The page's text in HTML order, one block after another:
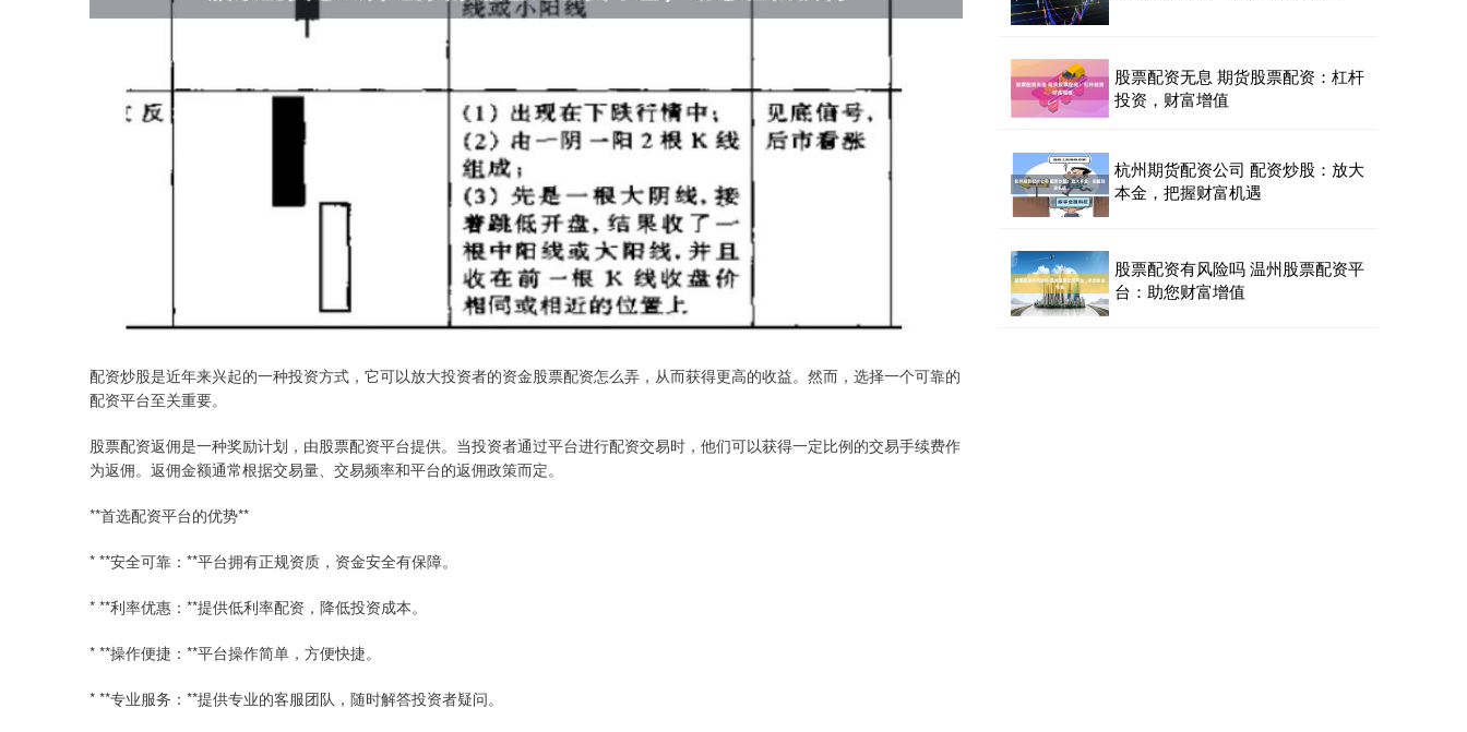
配资炒股是近年来兴起的一种投资方式，它可以放大投资者的资金股票配资怎么弄，从而获得更高的收益。然而，选择一个可靠的
配资平台至关重要。
股票配资返佣是一种奖励计划，由股票配资平台提供。当投资者通过平台进行配资交易时，他们可以获得一定比例的交易手续费作
为返佣。返佣金额通常根据交易量、交易频率和平台的返佣政策而定。
**首选配资平台的优势**
* **安全可靠：**平台拥有正规资质，资金安全有保障。
* **利率优惠：**提供低利率配资，降低投资成本。
* **操作便捷：**平台操作简单，方便快捷。
* **专业服务：**提供专业的客服团队，随时解答投资者疑问。
股票配资无息 期货股票配资：杠杆
投资，财富增值
杭州期货配资公司 配资炒股：放大
本金，把握财富机遇
股票配资有风险吗 温州股票配资平
台：助您财富增值